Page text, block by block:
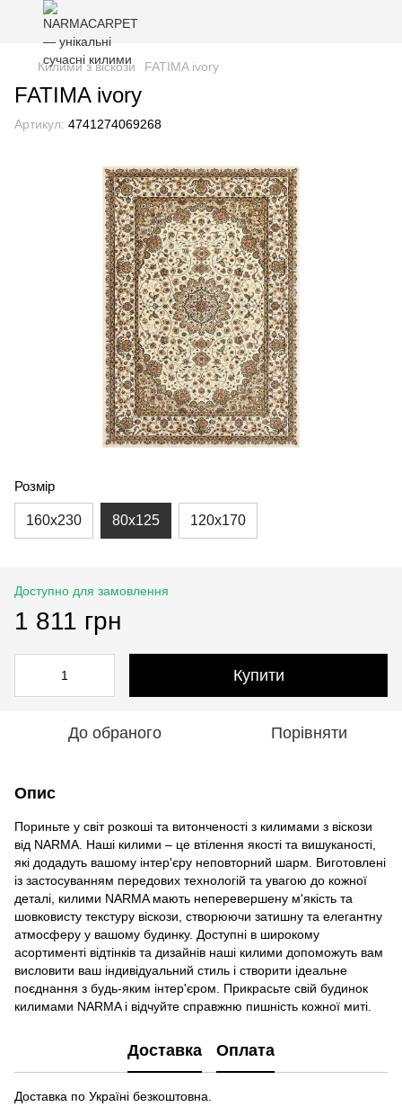
Килими з віскози FATIMA ivory
FATIMA ivory
Артикул: 4741274069268
Розмір
160x230 80x125 120x170
Доступно для замовлення
1 811 грн
Купити
До обраного Порівняти
Опис
Пориньте у світ розкоші та витонченості з килимами з віскози
від NARMA. Наші килими – це втілення якості та вишуканості,
які додадуть вашому інтер'єру неповторний шарм. Виготовлені
із застосуванням передових технологій та увагою до кожної
деталі, килими NARMA мають неперевершену м'якість та
шовковисту текстуру віскози, створюючи затишну та елегантну
атмосферу у вашому будинку. Доступні в широкому
асортименті відтінків та дизайнів наші килими допоможуть вам
висловити ваш індивідуальний стиль і створити ідеальне
поєднання з будь-яким інтер'єром. Прикрасьте свій будинок
килимами NARMA і відчуйте справжню пишність кожної миті.
Доставка Оплата
Доставка по Україні безкоштовна.